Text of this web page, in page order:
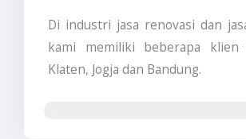
Di industri jasa renovasi dan
kami memiliki beberapa klien
Klaten, Jogja dan Bandung.